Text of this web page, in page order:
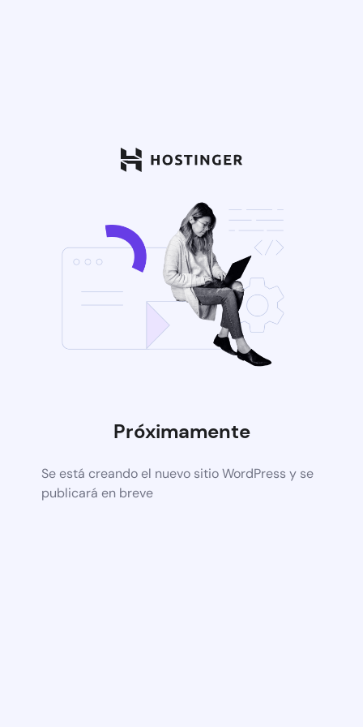
Próximamente
Se está creando el nuevo sitio WordPress y se
publicará en breve